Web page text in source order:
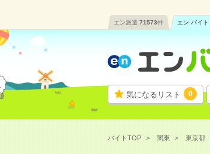
エン派遣 71573件 エン バイト
気になるリスト 0
バイトTOP 関東 東京都